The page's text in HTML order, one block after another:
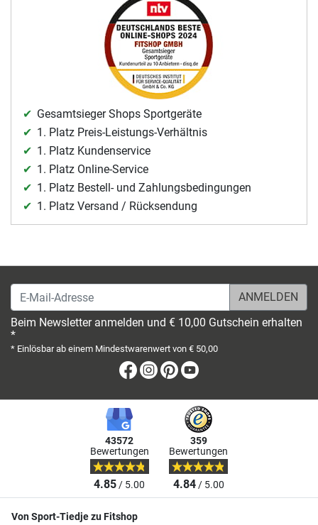
Gesamtsieger Shops Sportgeräte
1. Platz Preis-Leistungs-Verhältnis
1. Platz Kundenservice
1. Platz Online-Service
1. Platz Bestell- und Zahlungsbedingungen
1. Platz Versand / Rücksendung
E-Mail-Adresse
Beim Newsletter anmelden und € 10,00 Gutschein erhalten
*
* Einlösbar ab einem Mindestwarenwert von € 50,00
Facebook
Instagram
Pinterest
43572
Bewertungen
4.85/ 5.00
359
Bewertungen
4.84/ 5.00
Von Sport-Tiedje zu Fitshop